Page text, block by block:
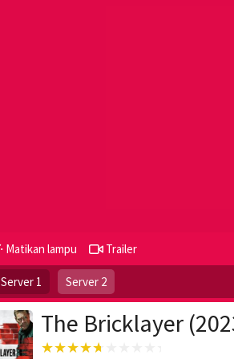
Matikan lampu Trailer
Server 1 Server 2
The Bricklayer